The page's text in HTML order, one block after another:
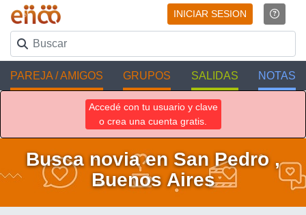
INICIAR SESION
PAREJA / AMIGOS GRUPOS SALIDAS NOTAS
Accedé con tu usuario y clave
o crea una cuenta gratis.
Busca novia en San Pedro ,
Buenos Aires